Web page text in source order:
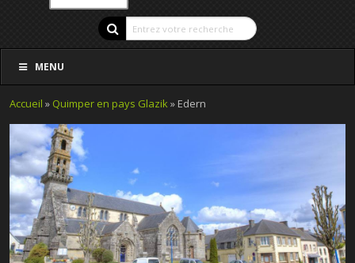
MENU
Accueil » Quimper en pays Glazik» Edern